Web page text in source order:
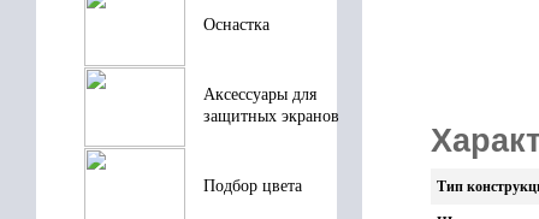
Оснастка
Аксессуары для
защитных экранов
Подбор цвета Тип